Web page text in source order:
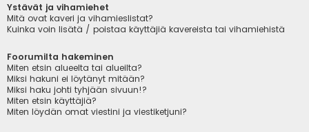
Ystävät ja vihamiehet
Mitä ovat kaveri ja vihamieslistat?
Kuinka voin lisätä / poistaa käyttäjiä kavereista tai vihamiehistä
Foorumilta hakeminen
Miten etsin alueelta tai alueilta?
Miksi hakuni ei löytänyt mitään?
Miksi haku johti tyhjään sivuun!?
Miten etsin käyttäjiä?
Miten löydän omat viestini ja viestiketjuni?